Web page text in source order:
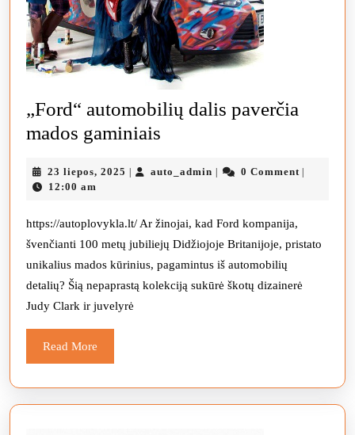
„Ford“ automobilių dalis paverčia
mados gaminiais
dalis
mados
gaminiais
23 liepos, 2025 23
auto_admin auto_admin
0 Comment
12:00 am
https://autoplovykla.lt/ Ar žinojai, kad Ford kompanija,
švenčianti 100 metų jubiliejų Didžiojoje Britanijoje, pristato
unikalius mados kūrinius, pagamintus iš automobilių
detalių? Šią nepaprastą kolekciją sukūrė škotų dizainerė
Judy Clark ir juvelyrė
Read More
More